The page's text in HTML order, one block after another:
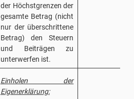
der Höchstgrenzen der
gesamte Betrag (nicht
nur der überschrittene
Betrag) den Steuern
und Beiträgen zu
unterwerfen ist.
Einholen der
Eigenerklärung: